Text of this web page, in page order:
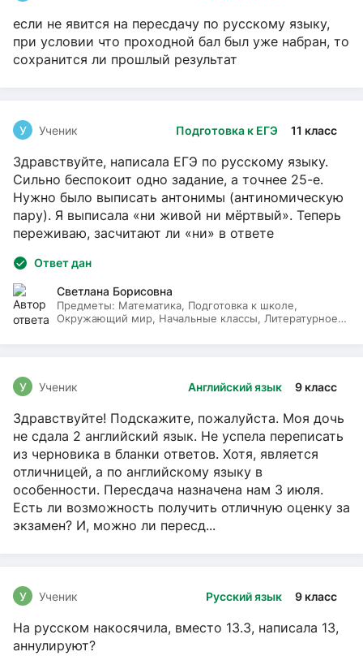
если не явится на пересдачу по русскому языку,
при условии что проходной бал был уже набран, то
сохранится ли прошлый результат
Подготовка к ЕГЭ 11 класс
У Ученик
Здравствуйте, написала ЕГЭ по русскому языку.
Сильно беспокоит одно задание, а точнее 25-е.
Нужно было выписать антонимы (антиномическую
пару). Я выписала «ни живой ни мёртвый». Теперь
переживаю, засчитают ли «ни» в ответе
Ответ дан
Светлана Борисовна
Предметы: Математика, Подготовка к школе,
Окружающий мир, Начальные классы, Литературное
Английский язык 9 класс
У Ученик
Здравствуйте! Подскажите, пожалуйста. Моя дочь
не сдала 2 английский язык. Не успела переписать
из черновика в бланки ответов. Хотя, является
отличницей, а по английскому языку в
особенности. Пересдача назначена нам 3 июля.
Есть ли возможность получить отличную оценку за
экзамен? И, можно ли пересд...
Русский язык 9 класс
У Ученик
На русском накосячила, вместо 13.3, написала 13,
аннулируют?